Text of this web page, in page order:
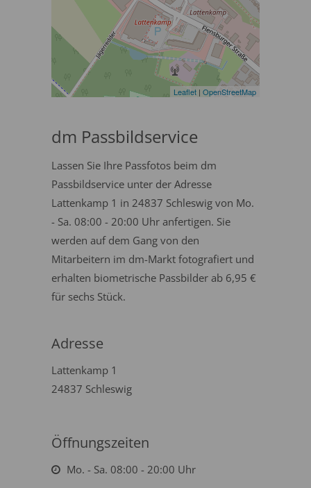
Leaflet | OpenStreetMap
dm Passbildservice
Lassen Sie Ihre Passfotos beim dm
Passbildservice unter der Adresse
Lattenkamp 1 in 24837 Schleswig von Mo.
- Sa. 08:00 - 20:00 Uhr anfertigen. Sie
werden auf dem Gang von den
Mitarbeitern im dm-Markt fotografiert und
erhalten biometrische Passbilder ab 6,95 €
für sechs Stück.
Adresse
Lattenkamp 1
24837 Schleswig
Öffnungszeiten
Mo. - Sa. 08:00 - 20:00 Uhr